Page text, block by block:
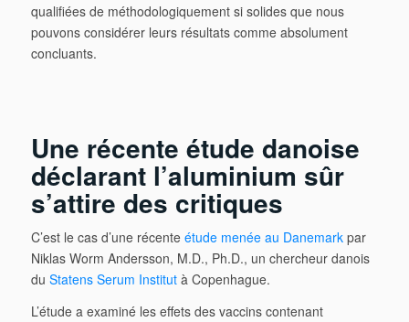
qualifiées de méthodologiquement si solides que nous
pouvons considérer leurs résultats comme absolument
concluants.
Une récente étude danoise
déclarant l’aluminium sûr
s’attire des critiques
C’est le cas d’une récente étude menée au Danemarkpar
Niklas Worm Andersson, M.D., Ph.D., un chercheur danois
du Statens Serum Institutà Copenhague.
L’étude a examiné les effets des vaccins contenant